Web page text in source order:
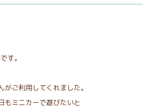
す。
ご利用してくれました。
もミニカーで遊びたいと